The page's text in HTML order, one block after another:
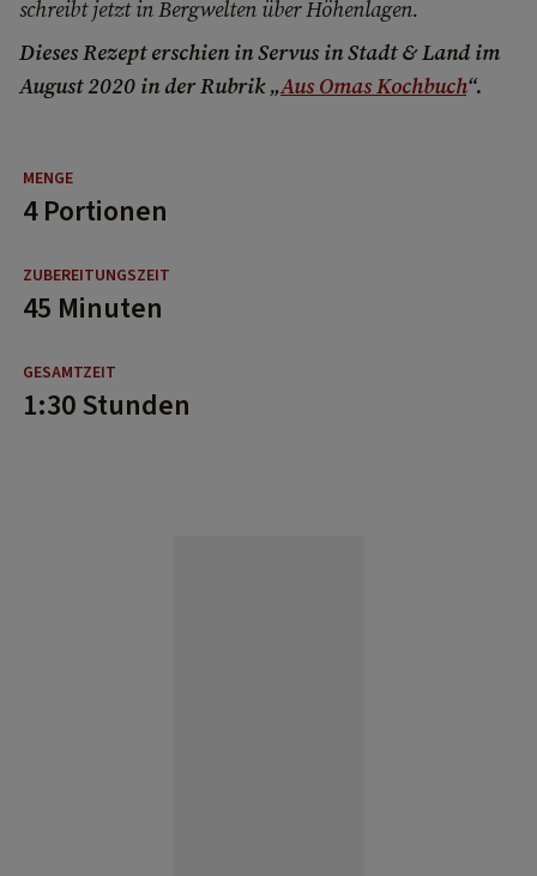
schreibt jetzt in Bergwelten über Höhenlagen.
Dieses Rezept erschien in Servus in Stadt & Land im
August 2020 in der Rubrik „Aus Omas Kochbuch“.
4 Portionen
45 Minuten
1:30 Stunden